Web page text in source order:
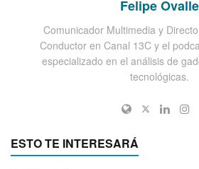
Felipe Ovalle
Comunicador Multimedia y
Conductor en Canal 13C y el
especializado en el análisis de
tecnológicas.
ESTO TE INTERESARÁ